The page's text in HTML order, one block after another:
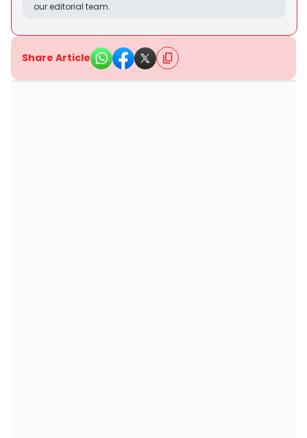
our editorial team.
Share Article